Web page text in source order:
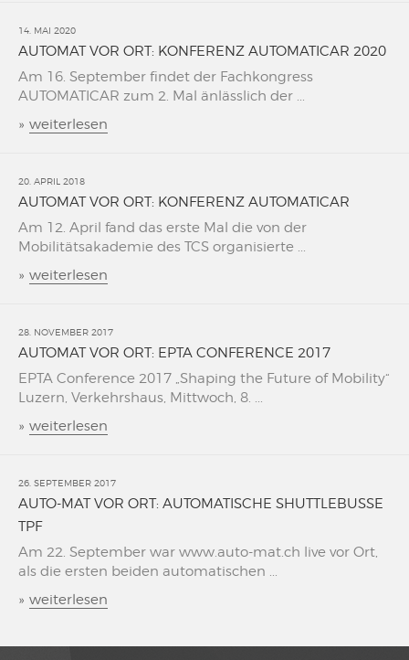
14. MAI 2020
AUTOMAT VOR ORT: KONFERENZ AUTOMATICAR 2020
Am 16. September findet der Fachkongress
AUTOMATICAR zum 2. Mal änlässlich der ...
» weiterlesen
20. APRIL 2018
AUTOMAT VOR ORT: KONFERENZ AUTOMATICAR
Am 12. April fand das erste Mal die von der
Mobilitätsakademie des TCS organisierte ...
» weiterlesen
28. NOVEMBER 2017
AUTOMAT VOR ORT: EPTA CONFERENCE 2017
EPTA Conference 2017 „Shaping the Future of Mobility“
Luzern, Verkehrshaus, Mittwoch, 8. ...
» weiterlesen
26. SEPTEMBER 2017
AUTO-MAT VOR ORT: AUTOMATISCHE SHUTTLEBUSSE
TPF
Am 22. September war www.auto-mat.ch live vor Ort,
als die ersten beiden automatischen ...
» weiterlesen